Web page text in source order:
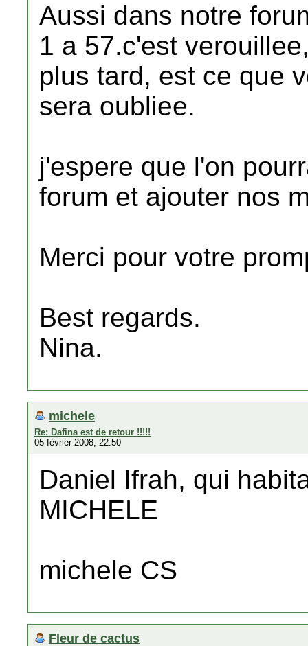
Aussi dans notre
1 a 57.c'est
plus tard, est ce que
sera oubliee.
j'espere que l'on
forum et ajouter nos
Merci pour votre
Best regards.
Nina.
michele
Re: Dafina est de retour !!!!!
05 février 2008, 22:50
Daniel Ifrah, qui
MICHELE
michele CS
Fleur de cactus